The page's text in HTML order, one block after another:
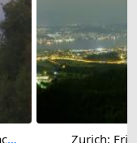
Stallikon: Adliswil - Zollikon - Küsnacht - Erlenbach - Zurich - Herrliberg - Horgen - Zürichsee Zurich: